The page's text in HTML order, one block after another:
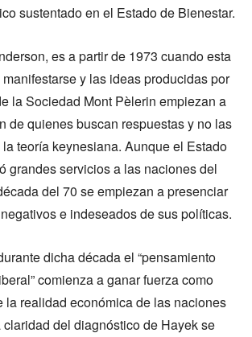
sustentado en el Estado de Bienestar.
es a partir de 1973 cuando esta
y las ideas producidas por
la Sociedad Mont Pèlerin empiezan a
de quienes buscan respuestas y no las
teoría keynesiana. Aunque el Estado
grandes servicios a las naciones del
del 70 se empiezan a presenciar
e indeseados de sus políticas.
dicha década el “pensamiento
comienza a ganar fuerza como
la realidad económica de las naciones
del diagnóstico de Hayek se